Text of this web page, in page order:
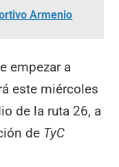
Armenio
empezar a
este miércoles
de la ruta 26, a
de TyC